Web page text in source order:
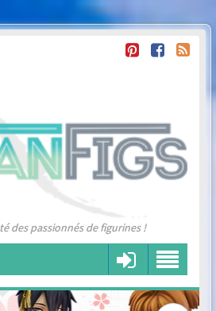
des passionnés de figurines !